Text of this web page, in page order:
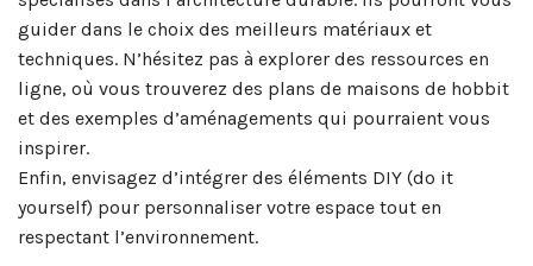
guider dans le choix des meilleurs matériaux et
techniques. N’hésitez pas à explorer des ressources en
ligne, où vous trouverez des plans de maisons de hobbit
et des exemples d’aménagements qui pourraient vous
inspirer.
Enfin, envisagez d’intégrer des éléments DIY (do it
yourself) pour personnaliser votre espace tout en
respectant l’environnement.